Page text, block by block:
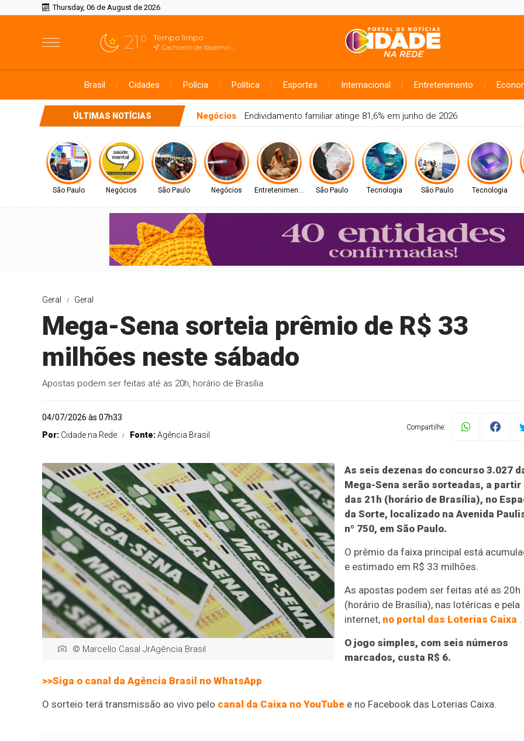
Thursday, 06 de August de 2026
21° Tempo limpo
Cachoeiro de Itapemirim, ES
Brasil Cidades Polícia Política Esportes Internacional Entretenimento
ÚLTIMAS NOTÍCIAS São Paulo Ciclone: veja regiões com previsão de ventos fortes no estado de
São Paulo Negócios São Paulo Negócios Entretenimento São Paulo Tecnologia São Paulo Tecnologia
Geral Geral
Mega-Sena sorteia prêmio de R$ 33
milhões neste sábado
Apostas podem ser feitas até as 20h, horário de Brasília
04/07/2026 às 07h33
Por: Cidade na Rede Fonte:Agência Brasil
Compartilhe:
© Marcello Casal JrAgência Brasil
As seis dezenas do concurso 3.027
Mega-Sena serão sorteadas, a partir
das 21h (horário de Brasília), no
da Sorte, localizado na Avenida
nº 750, em São Paulo.
O prêmio da faixa principal está
e estimado em R$ 33 milhões.
As apostas podem ser feitas até as 20h
(horário de Brasília), nas lotéricas e pela
internet, no portal das Loterias Caixa .
O jogo simples, com seis números
marcados, custa R$ 6.
>>Siga o canal da Agência Brasil no WhatsApp
O sorteio terá transmissão ao vivo pelo canal da Caixa no YouTube e no Facebook das Loterias Caixa.